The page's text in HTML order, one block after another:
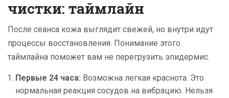
чистки: таймлайн
После сеанса кожа выглядит свежей, но внутри идут
процессы восстановления. Понимание этого
таймлайна поможет вам не перегрузить эпидермис.
Первые 24 часа: Возможна легкая краснота. Это
нормальная реакция сосудов на вибрацию. Нельзя